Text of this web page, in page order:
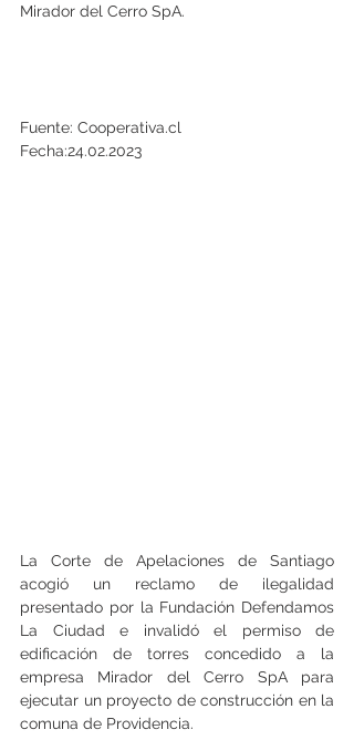
Mirador del Cerro SpA.
Fuente: Cooperativa.cl
Fecha:24.02.2023
La Corte de Apelaciones de Santiago
acogió un reclamo de ilegalidad
presentado por la Fundación Defendamos
La Ciudad e invalidó el permiso de
edificación de torres concedido a la
empresa Mirador del Cerro SpA para
ejecutar un proyecto de construcción en la
comuna de Providencia.